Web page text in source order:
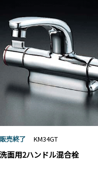
販売終了 KM34GT
洗面用2ハンドル混合栓